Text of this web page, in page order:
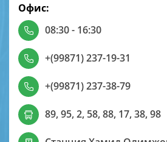
Офис:
08:30 - 16:30
+(99871) 237-19-31
+(99871) 237-38-79
89, 95, 2, 58, 88, 17, 38, 98